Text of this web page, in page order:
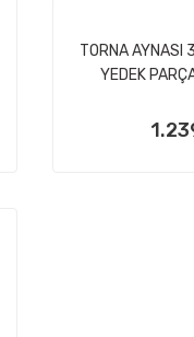
TORNA AYNASI
YEDEK